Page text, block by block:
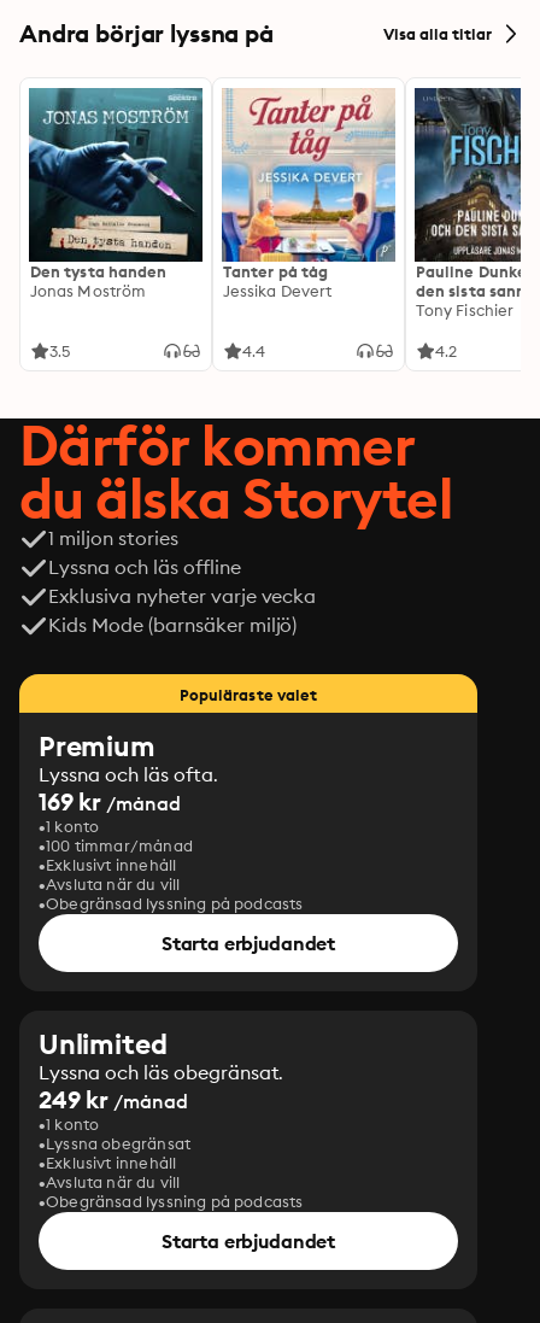
Andra börjar lyssna på Visa alla titlar
Den tysta handen
Jonas Moström
3.5
Tanter på tåg
Jessika Devert
4.4
Pauline Dunker
den sista
Tony Fischier
4.2
Därför kommer
du älska Storytel
1 miljon stories
Lyssna och läs offline
Exklusiva nyheter varje vecka
Kids Mode (barnsäker miljö)
Populäraste valet
Premium
Lyssna och läs ofta.
169 kr /månad
1 konto
100 timmar/månad
Exklusivt innehåll
Avsluta när du vill
Obegränsad lyssning på podcasts
Starta erbjudandet
Unlimited
Lyssna och läs obegränsat.
249 kr /månad
1 konto
Lyssna obegränsat
Exklusivt innehåll
Avsluta när du vill
Obegränsad lyssning på podcasts
Starta erbjudandet